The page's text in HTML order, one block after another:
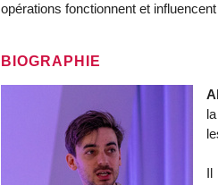
opérations fonctionnent et
BIOGRAPHIE
Il